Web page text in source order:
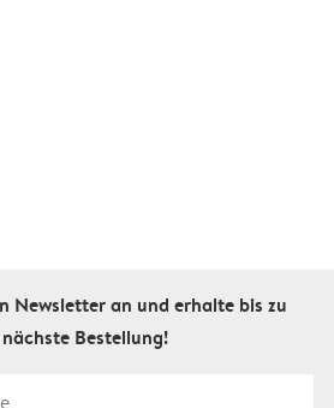
pagination
Newsletter an und erhalte bis zu
Bestellung!